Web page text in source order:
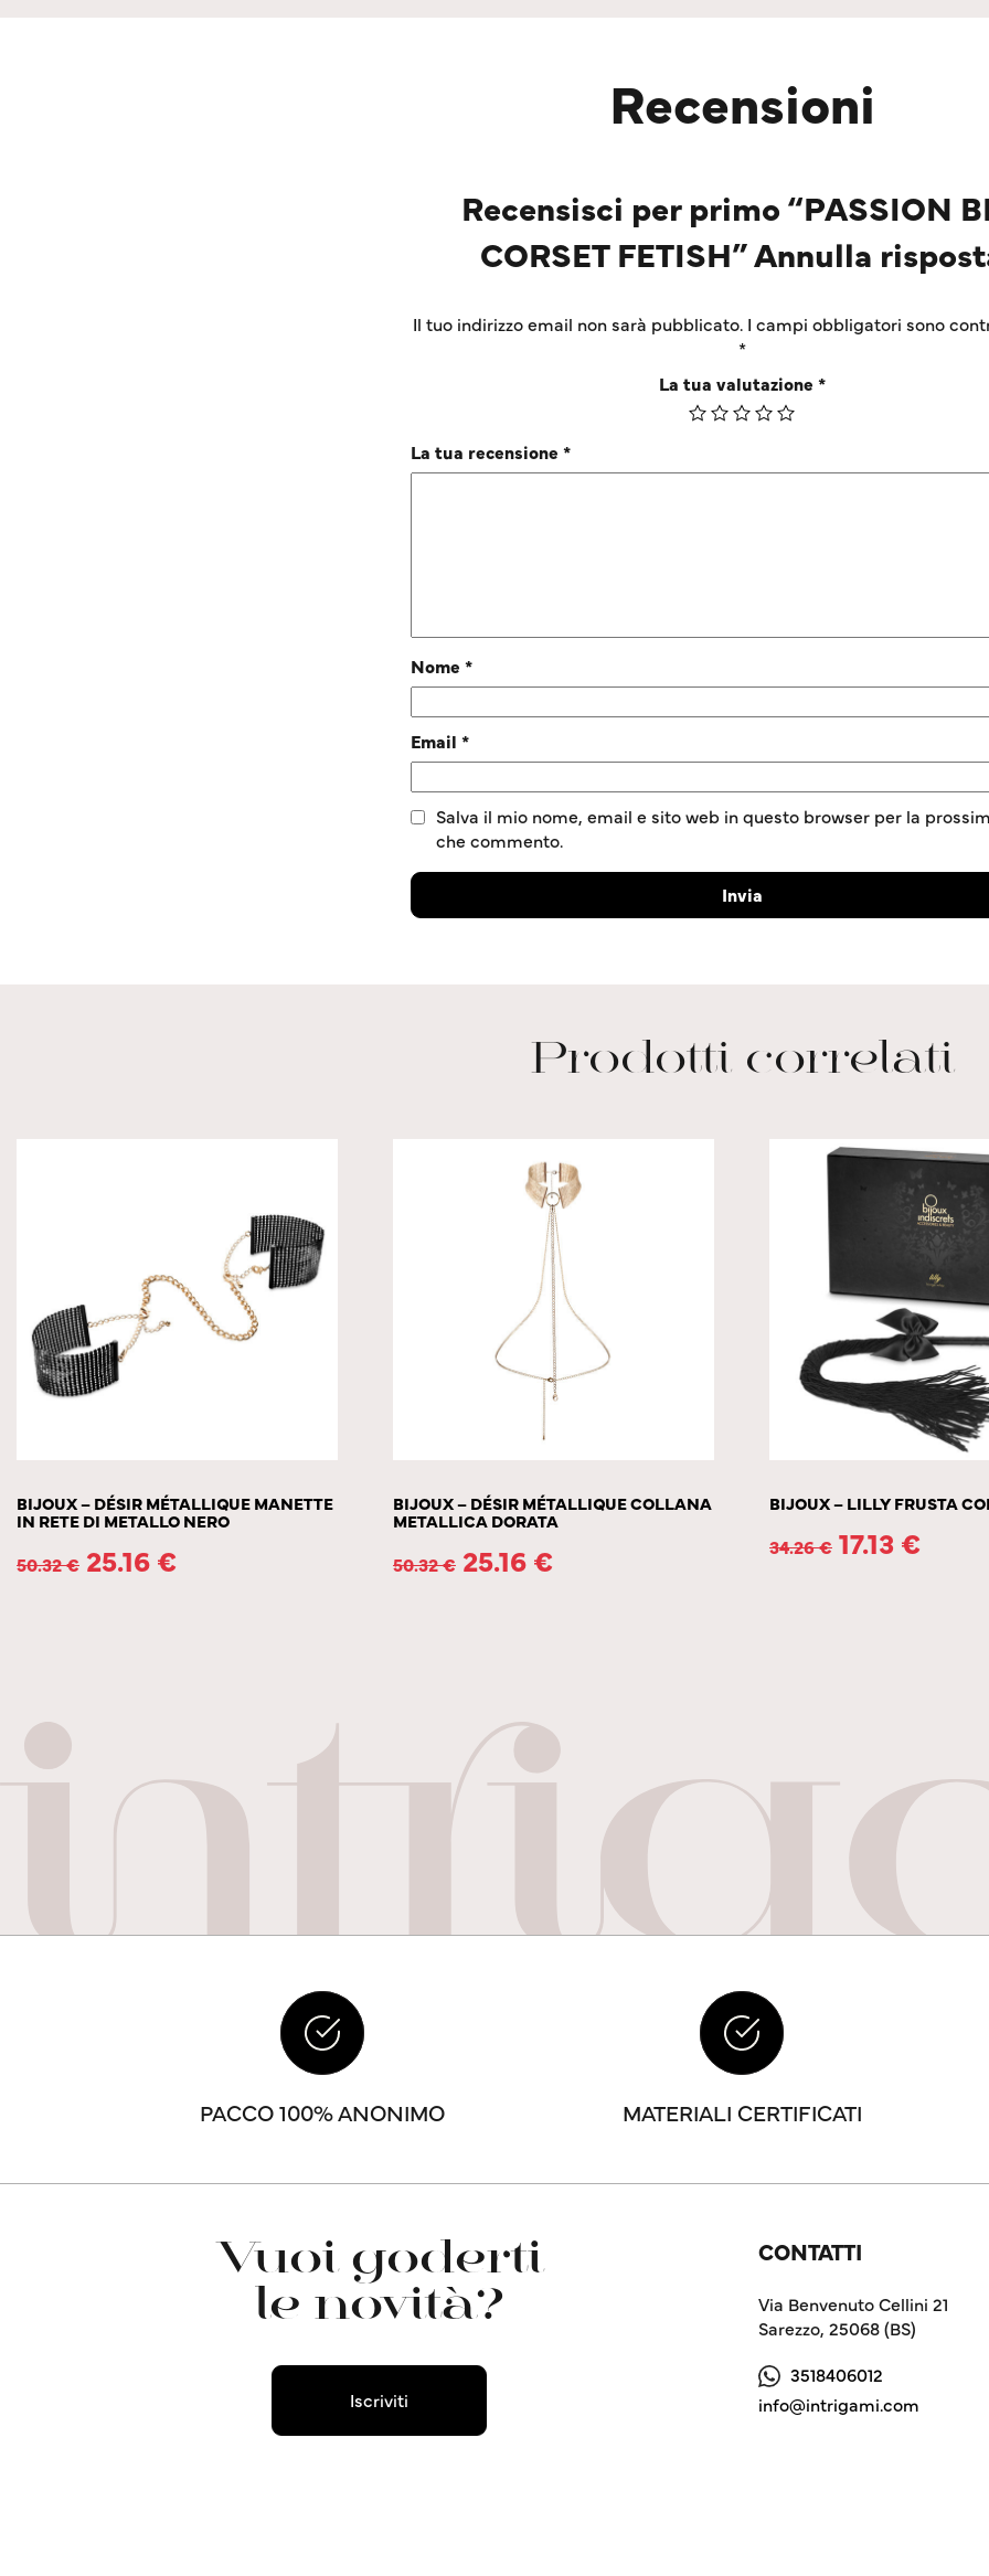
Recensioni
Recensisci per primo “PASSION
CORSET FETISH” Annulla
Il tuo indirizzo email non sarà pubblicato. I campi obbligatori sono
*
La tua valutazione *
La tua recensione *
Nome *
Email *
Salva il mio nome, email e sito web in questo browser per la
che commento.
Prodotti correlati
BIJOUX – DÉSIR MÉTALLIQUE MANETTE
IN RETE DI METALLO NERO
50.32€ 25.16 €
BIJOUX – DÉSIR MÉTALLIQUE COLLANA
METALLICA DORATA
50.32€ 25.16 €
BIJOUX – LILLY FRUSTA
34.26€ 17.13 €
PACCO 100% ANONIMO MATERIALI CERTIFICATI
Vuoi goderti
le novità?
Iscriviti
CONTATTI
Via Benvenuto Cellini 21
Sarezzo, 25068 (BS)
3518406012
info@intrigami.com